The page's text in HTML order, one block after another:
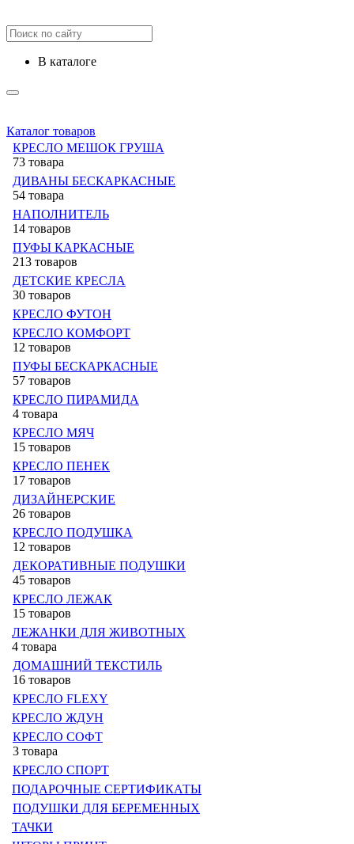
в каталоге
Каталог товаров
КРЕСЛО МЕШОК ГРУША
73 товара
ДИВАНЫ БЕСКАРКАСНЫЕ
54 товара
НАПОЛНИТЕЛЬ
14 товаров
ПУФЫ КАРКАСНЫЕ
213 товаров
ДЕТСКИЕ КРЕСЛА
30 товаров
КРЕСЛО ФУТОН
КРЕСЛО КОМФОРТ
12 товаров
ПУФЫ БЕСКАРКАСНЫЕ
57 товаров
КРЕСЛО ПИРАМИДА
4 товара
КРЕСЛО МЯЧ
15 товаров
КРЕСЛО ПЕНЕК
17 товаров
ДИЗАЙНЕРСКИЕ
26 товаров
КРЕСЛО ПОДУШКА
12 товаров
ДЕКОРАТИВНЫЕ ПОДУШКИ
45 товаров
КРЕСЛО ЛЕЖАК
15 товаров
ЛЕЖАНКИ ДЛЯ ЖИВОТНЫХ
4 товара
ДОМАШНИЙ ТЕКСТИЛЬ
16 товаров
КРЕСЛО FLEXY
КРЕСЛО ЖДУН
КРЕСЛО СОФТ
3 товара
КРЕСЛО СПОРТ
ПОДАРОЧНЫЕ СЕРТИФИКАТЫ
ПОДУШКИ ДЛЯ БЕРЕМЕННЫХ
ТАЧКИ